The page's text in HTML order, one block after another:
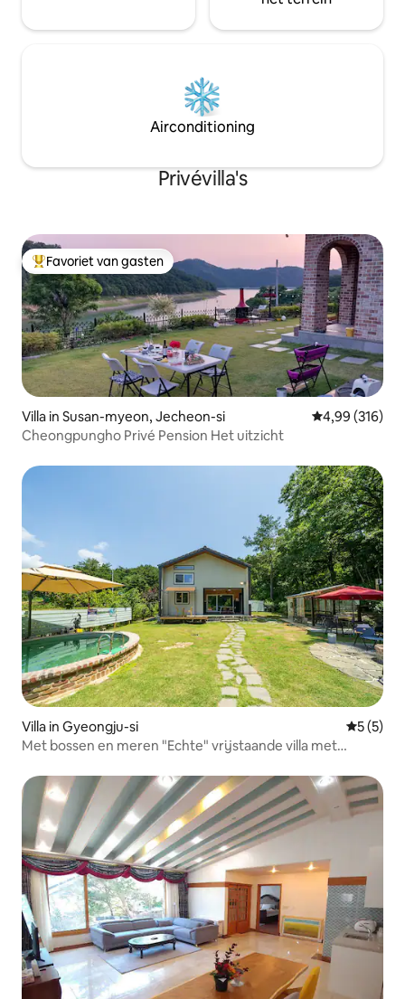
brandhout, Je kunt het alleen kopen in
minder, 1 dier) slaapkamer Geen
toegang (woonkamer beschikbaar,
vergoeding in geval van schade aan
vlees, enz.)
Airconditioning
Privévilla's
Topfavoriet van gasten
Favoriet van gasten
Villa in Susan-myeon, Jecheon-si Gemiddelde
4,99 (316)
Cheongpungho Privé Pension Het uitzicht
Villa in Gyeongju-si
5 (5)
Met bossen en meren "Echte" vrijstaande villa met